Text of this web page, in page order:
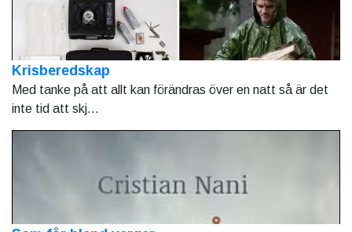
Krisberedskap
Med tanke på att allt kan förändras över en natt så är det
inte tid att skj...